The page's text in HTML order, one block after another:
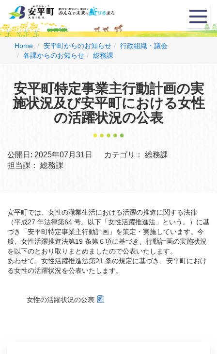
メ
ニ
ュ
Home 安平町からのお知らせ
行政組織・議会
各課からのお知らせ
総務課
安平町特定事業主行動計画の実
施状況及び安平町における女性
の活躍状況の公表
公開日: 2025年07月31日 カテゴリ：
総務課
担当課：
総務課
安平町では、女性の職業生活における活躍の推進に関する法律
（平成27 年法律第64 号。以下「女性活躍推進法」という。）に基
づき「安平町特定事業主行動計画」を策定・実施しています。今
般、女性活躍推進法第19 条第６項に基づき、行動計画の実施状況
を以下のとおり取りまとめましたので公表いたします。
あわせて、女性活躍推進法第21 条の規定に基づき、安平町におけ
る女性の活躍状況を公表いたします。
女性の活躍状況の公表